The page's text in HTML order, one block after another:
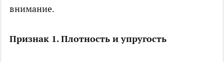
внимание.
Признак 1. Плотность и упругость